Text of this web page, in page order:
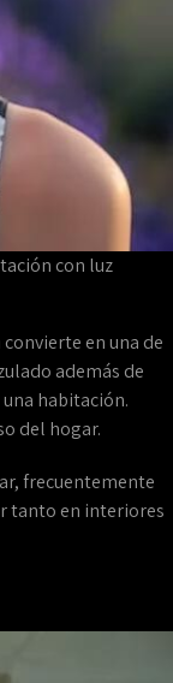
con luz
en una de
además de
habitación.
del hogar.
frecuentemente
tanto en interiores